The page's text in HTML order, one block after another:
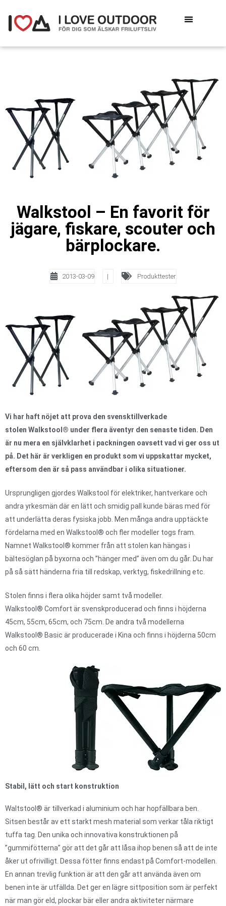
Walkstool – En favorit för
jägare, fiskare, scouter och
bärplockare.
2013-03-09 | Produkttester
Vi har haft nöjet att prova den svensktillverkade
stolen Walkstool® under flera äventyr den senaste tiden. Den
är nu mera en självklarhet i packningen oavsett vad vi ger oss ut
på. Det här är verkligen en produkt som vi uppskattar mycket,
eftersom den är så pass användbar i olika situationer.
Ursprungligen gjordes Walkstool för elektriker, hantverkare och
andra yrkesmän där en lätt och smidig pall kunde bäras med för
att underlätta deras fysiska jobb. Men många andra upptäckte
fördelarna med en Walkstool® och fler modeller togs fram.
Namnet Walkstool® kommer från att stolen kan hängas i
bältesöglan på byxorna och ”hänger med” även om du går. Du har
på så sätt händerna fria till redskap, verktyg, fiskedrillning etc.
Stolen finns i flera olika höjder samt två modeller.
Walkstool® Comfort är svenskproducerad och finns i höjderna
45cm, 55cm, 65cm, och 75cm. De andra två modellerna
Walkstool® Basic är producerade i Kina och finns i höjderna 50cm
och 60 cm.
Stabil, lätt och start konstruktion
Waltstool® är tillverkad i aluminium och har hopfällbara ben.
Sitsen består av ett starkt mesh material som verkar tåla riktigt
tuffa tag. Den unika och innovativa konstruktionen på
”gummifötterna” gör att det går att låsa ihop benen så att de inte
åker ut ofrivilligt. Dessa fötter finns endast på Comfort-modellen.
En annan trevlig funktion är att den går att använda även om
benen inte är utfällda. Det ger en lägre sittposition som är perfekt
när man gör eld, plockar bär eller andra aktiviteter närmare